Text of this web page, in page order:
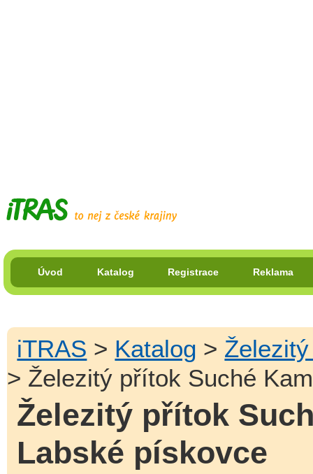
Úvod Katalog Registrace Reklama
iTRAS > Katalog >
> Železitý přítok Suché
Železitý přítok
Labské pískovce